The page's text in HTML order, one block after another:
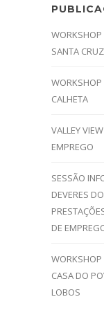
WORKSHOP
SANTA CRUZ
WORKSHOP
CALHETA
VALLEY
EMPREGO
SESSÃO
DEVERES
DE
WORKSHOP
CASA DO
LOBOS